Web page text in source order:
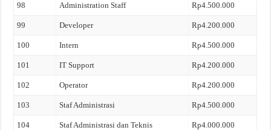
98 Administration Staff Rp4.500.000
99 Developer Rp4.200.000
100 Intern Rp4.500.000
101 IT Support Rp4.200.000
102 Operator Rp4.200.000
103 Staf Administrasi Rp4.500.000
104 Staf Administrasi dan Teknis Rp4.000.000